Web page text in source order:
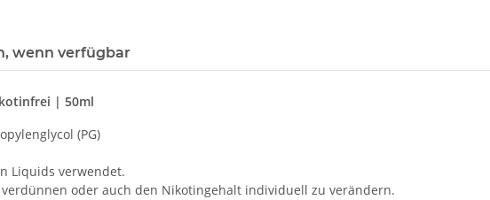
wenn verfügbar
| 50ml
(PG)
Liquids verwendet.
oder auch den Nikotingehalt individuell zu verändern.